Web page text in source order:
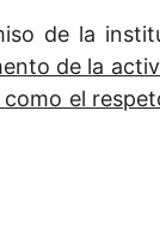
de la
de la
el